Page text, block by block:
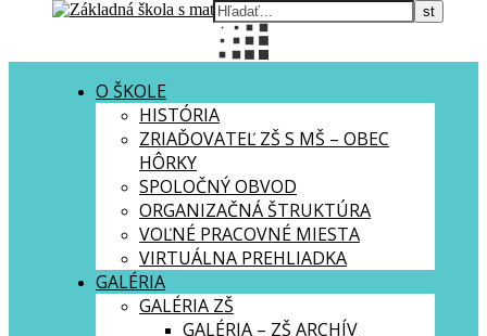
O ŠKOLE
HISTÓRIA
ZRIAĎOVATEĽ ZŠ S MŠ – OBEC
HÔRKY
SPOLOČNÝ OBVOD
ORGANIZAČNÁ ŠTRUKTÚRA
VOĽNÉ PRACOVNÉ MIESTA
VIRTUÁLNA PREHLIADKA
GALÉRIA
GALÉRIA ZŠ
GALÉRIA – ZŠ ARCHÍV